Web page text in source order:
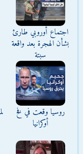
اجتماع أوروبي طارئ
بشأن الهجرة بعد واقعة
سبتة
روسيا وقعت في فخ
أوكرانيا